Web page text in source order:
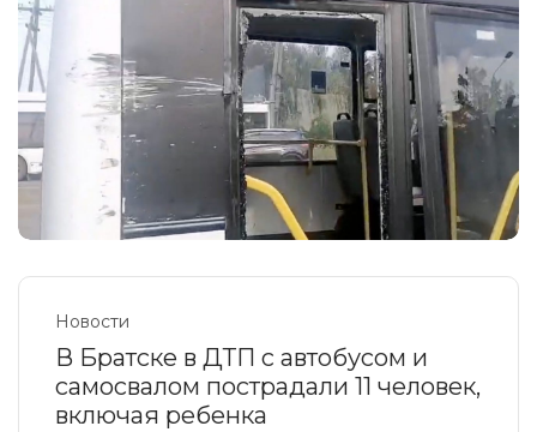
Новости
В Братске в ДТП с автобусом и
самосвалом пострадали 11 человек,
включая ребенка